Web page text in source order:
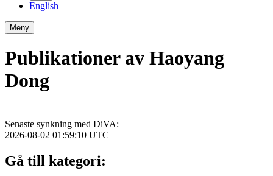
English
Meny
Publikationer av Haoyang
Dong
Senaste synkning med DiVA:
2026-08-02 01:59:10 UTC
Gå till kategori: